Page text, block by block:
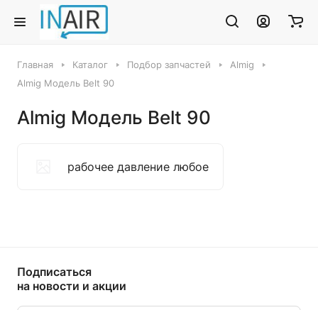
Главная Каталог Подбор запчастей
Almig
Almig Модель Belt 90
Almig Модель Belt 90
рабочее давление любое
Подписаться
на новости и акции